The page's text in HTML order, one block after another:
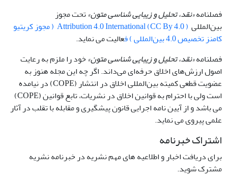
فصلنامه«نقد، تحلیل و زیبایی شناسی متون»تحت مجوز
بین‌المللی
Attribution 4.0 International (CC By 4.0 ) ( مجوز کریتیو
کامنز تخصیص 4.0 بین‌المللی ) ف
عالیت می نماید.
فصلنامه«نقد، تحلیل و زیبایی شناسی متون»خود را ملزم به رعایت
اصول ارزش‌های اخلاق حرفه‌ای می‌داند. اگر چه این مجله هنوز به
عضویت قطعی کمیته بین‌المللی اخلاق در انتشار (COPE) در نیامده
است ولی با احترام به قوانین اخلاق در نشریات، تابع قوانین (COPE)
می باشد و از آیین نامه اجرایی قانون پیشگیری و مقابله با تقلب در آثار
علمی پیروی می نماید.
اشتراک خبرنامه
برای دریافت اخبار و اطلاعیه های مهم نشریه در خبرنامه نشریه
مشترک شوید.